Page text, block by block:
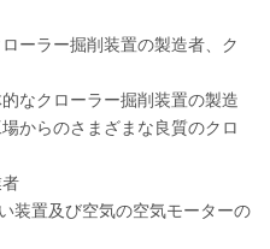
ーラー掘削装置の製造者、ク
なクローラー掘削装置の製造
からのさまざまな良質のクロ
装置及び空気の空気モーターの